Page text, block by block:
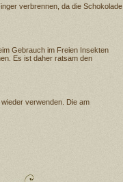
verbrennen, da die Schokolade
Gebrauch im Freien Insekten
Es ist daher ratsam den
verwenden. Die am